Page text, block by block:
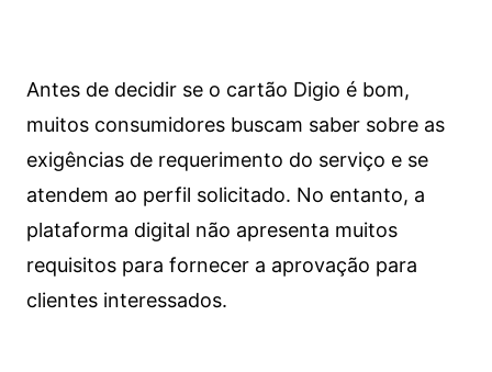
Antes de decidir se o cartão Digio é bom,
muitos consumidores buscam saber sobre as
exigências de requerimento do serviço e se
atendem ao perfil solicitado. No entanto, a
plataforma digital não apresenta muitos
requisitos para fornecer a aprovação para
clientes interessados.